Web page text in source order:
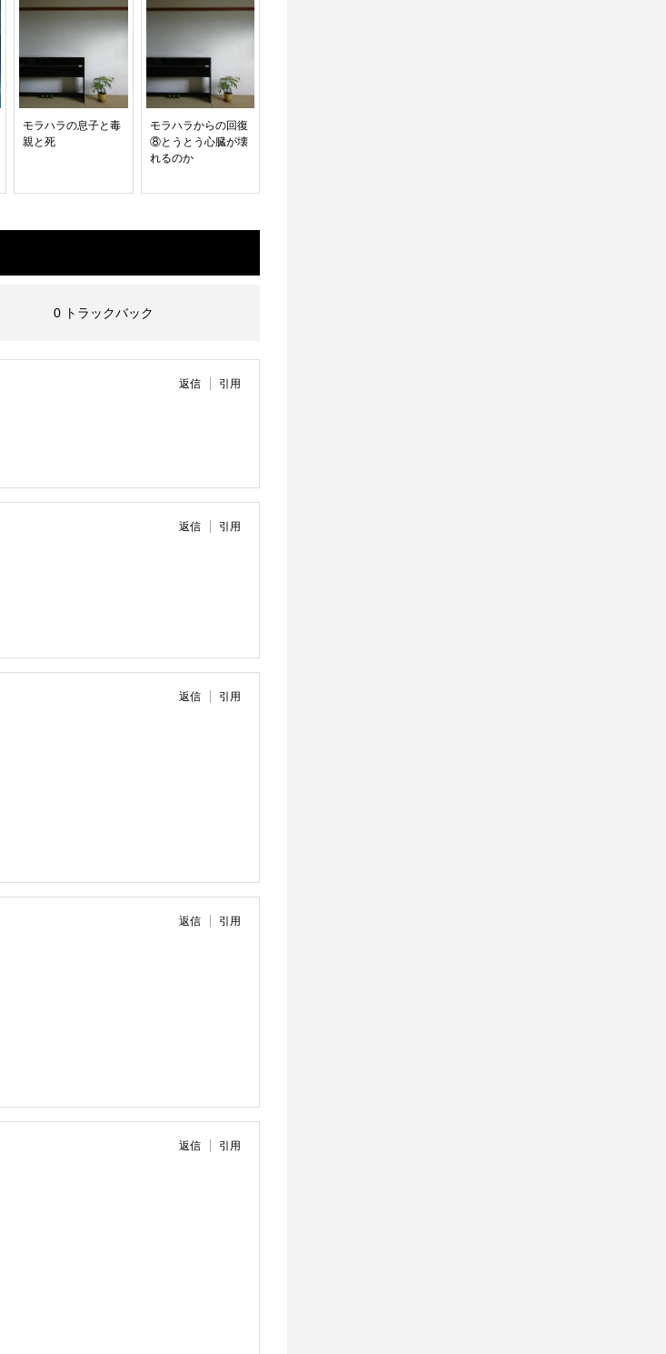
モラハラの息子と毒
親と死
モラハラからの回復
⑧とうとう心臓が壊
れるのか
0 トラックバック
返信 引用
返信 引用
返信 引用
返信 引用
返信 引用